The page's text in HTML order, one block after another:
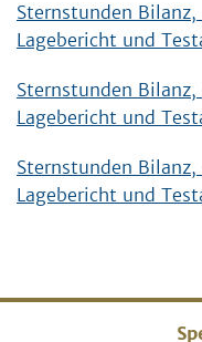
Sternstunden
Lagebericht und
Sternstunden
Lagebericht und
Sternstunden
Lagebericht und